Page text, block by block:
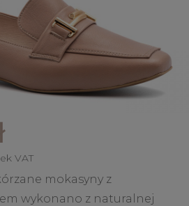
VAT
mokasyny z
wykonano z naturalnej